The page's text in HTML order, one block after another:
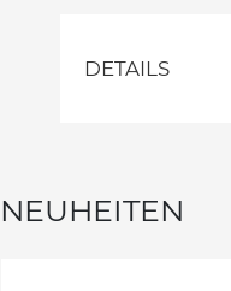
DETAILS
NEUHEITEN